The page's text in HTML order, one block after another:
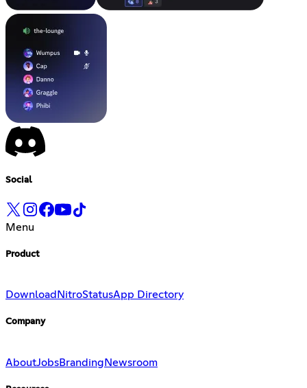
Social
Menu
Product
Download NitroStatusApp Directory
Company
AboutJobsBrandingNewsroom